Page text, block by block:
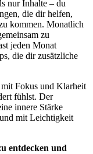
nur Inhalte – du
die dir helfen,
kommen. Monatlich
zu
jeden Monat
die dir zusätzliche
Fokus und Klarheit
fühlst. Der
innere Stärke
mit Leichtigkeit
entdecken und